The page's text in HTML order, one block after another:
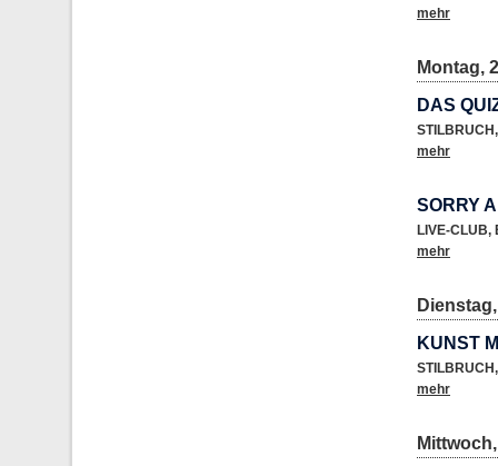
mehr
Montag,
DAS
STILBRUCH,
mehr
SORRY
LIVE-CLUB,
mehr
KUNST
STILBRUCH,
mehr